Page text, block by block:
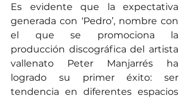
Es evidente que la expectativa
generada con ‘Pedro’, nombre con
el que se promociona la
producción discográfica del artista
vallenato Peter Manjarrés ha
logrado su primer éxito: ser
tendencia en diferentes espacios